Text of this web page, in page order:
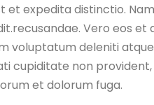
et expedita distinctio.
Vero eos et
voluptatum deleniti
cupiditate non provident,
et dolorum fuga.